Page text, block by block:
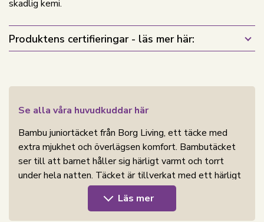
skadlig kemi.
Produktens certifieringar - läs mer här:
Se alla våra huvudkuddar här
Bambu juniortäcket från Borg Living, ett täcke med
extra mjukhet och överlägsen komfort. Bambutäcket
ser till att barnet håller sig härligt varmt och torrt
under hela natten. Täcket är tillverkat med ett härligt
mjukt beträcke av 100% bambu och extra mjuka, fina
silikoniserade dunfibrer. Läs mer